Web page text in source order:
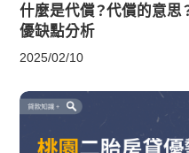
什麼是代償？代償的意思
優缺點分析
2025/02/10